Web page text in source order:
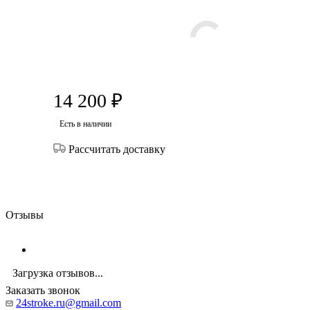
14 200 ₽
Есть в наличии
Рассчитать доставку
Отзывы
Загрузка отзывов...
Заказать звонок
24stroke.ru@gmail.com